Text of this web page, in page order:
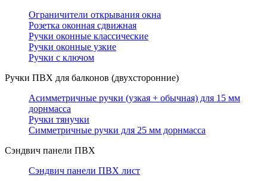
Ограничители открывания окна
Розетка оконная сдвижная
Ручки оконные классические
Ручки оконные узкие
Ручки с ключом
Ручки ПВХ для балконов (двухсторонние)
Асимметричные ручки (узкая + обычная) для 15 мм
дорнмасса
Ручки тянучки
Симметричные ручки для 25 мм дорнмасса
Сэндвич панели ПВХ
Сэндвич панели ПВХ лист